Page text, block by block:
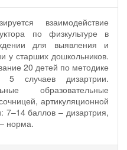
взаимодействие
по физкультуре в
для выявления и
у старших дошкольников.
20 детей по методике
случаев дизартрии.
образовательные
артикуляционной
7–14 баллов – дизартрия,
норма.